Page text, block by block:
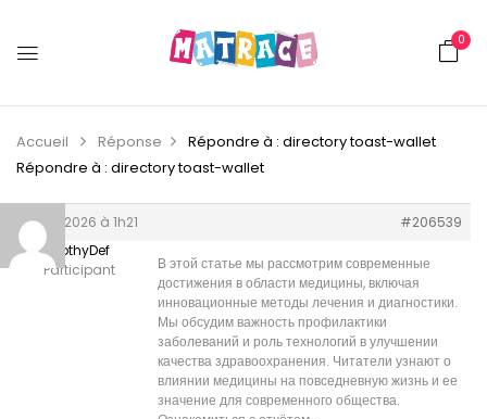
0
Accueil Réponse
Répondre à : directory toast-wallet
Répondre à : directory toast-wallet
11 juin 2026 à 1h21
#206539
TimothyDef
Participant
В этой статье мы рассмотрим современные
достижения в области медицины, включая
инновационные методы лечения и диагностики.
Мы обсудим важность профилактики
заболеваний и роль технологий в улучшении
качества здравоохранения. Читатели узнают о
влиянии медицины на повседневную жизнь и ее
значение для современного общества.